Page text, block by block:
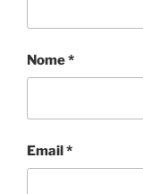
Nome*
Email*